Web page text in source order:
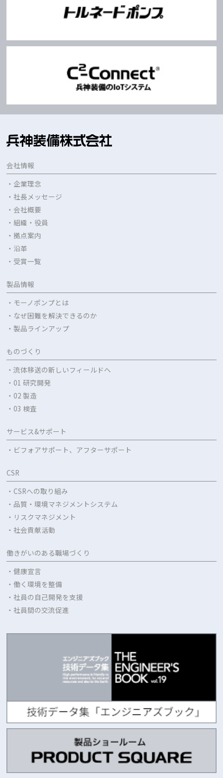
会社情報
・企業理念
・社長メッセージ
・会社概要
・組織・役員
・拠点案内
・沿革
・受賞一覧
製品情報
・モーノポンプとは
・なぜ困難を解決できるのか
・製品ラインアップ
ものづくり
・流体移送の新しいフィールドへ
・01 研究開発
・02 製造
・03 検査
サービス&サポート
・ビフォアサポート、アフターサポート
CSR
・CSRへの取り組み
・品質・環境マネジメントシステム
・リスクマネジメント
・社会貢献活動
働きがいのある職場づくり
・健康宣言
・働く環境を整備
・社員の自己開発を支援
・社員間の交流促進